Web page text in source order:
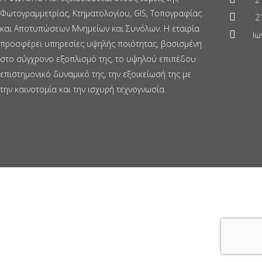
Φωτογραμμετρίας, Κτηματολογίου, GIS, Τοπογραφίας
και Αποτυπώσεων Μνημείων και Συνόλων. Η εταιρία
προσφέρει υπηρεσίες υψηλής ποιότητας, βασισμένη
στο σύγχρονο εξοπλισμό της, το υψηλού επιπέδου
επιστημονικό δυναμικό της, την εξοικείωσή της με
την καινοτομία και την ισχυρή τεχνογνωσία.